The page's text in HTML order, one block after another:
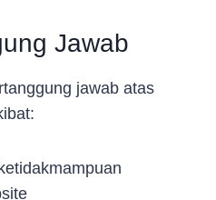
Jawab
jawab atas